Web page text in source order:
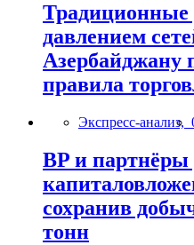
давлением
Азербайджану
правила
Экспресс-анализ,
BP и
сохранив
тонн